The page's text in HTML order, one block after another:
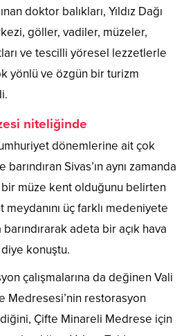
doktor balıkları, Yıldız Dağı
göller, vadiler, müzeler,
ve tescilli yöresel lezzetlerle
yönlü ve özgün bir turizm
niteliğinde
dönemlerine ait çok
Sivas’ın aynı zamanda
bir müze kent olduğunu belirten
üç farklı medeniyete
adeta bir açık hava
konuştu.
çalışmalarına da değinen Vali
Medresesi’nin restorasyon
Çifte Minareli Medrese için